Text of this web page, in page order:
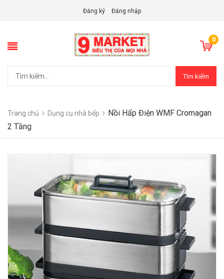
Đăng ký Đăng nhập
0
Tìm kiếm
Trang chủ Dụng cụ nhà bếp
Nồi Hấp Điện WMF Cromagan
2 Tầng